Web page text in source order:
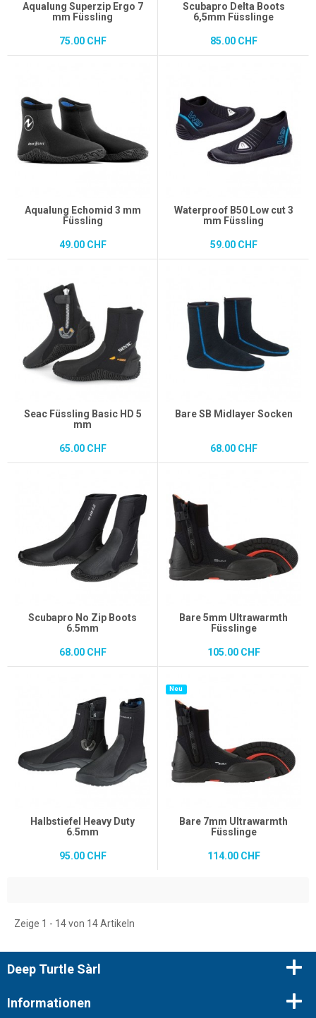
Aqualung Superzip Ergo 7
mm Füssling
75.00 CHF
Scubapro Delta Boots
6,5mm Füsslinge
85.00 CHF
Aqualung Echomid 3 mm
Füssling
49.00 CHF
Waterproof B50 Low cut 3
mm Füssling
59.00 CHF
Seac Füssling Basic HD 5
mm
65.00 CHF
Bare SB Midlayer Socken
68.00 CHF
Scubapro No Zip Boots
6.5mm
68.00 CHF
Bare 5mm Ultrawarmth
Füsslinge
105.00 CHF
Halbstiefel Heavy Duty
6.5mm
95.00 CHF
Neu
Bare 7mm Ultrawarmth
Füsslinge
114.00 CHF
Zeige 1 - 14 von 14 Artikeln
Deep Turtle Sàrl
Informationen